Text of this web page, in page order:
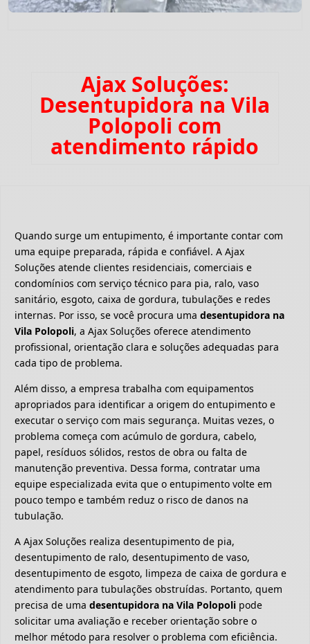
Ajax Soluções:
Desentupidora na Vila
Polopoli com
atendimento rápido
Quando surge um entupimento, é importante contar com
uma equipe preparada, rápida e confiável. A Ajax
Soluções atende clientes residenciais, comerciais e
condomínios com serviço técnico para pia, ralo, vaso
sanitário, esgoto, caixa de gordura, tubulações e redes
internas. Por isso, se você procura uma desentupidora na
Vila Polopoli, a Ajax Soluções oferece atendimento
profissional, orientação clara e soluções adequadas para
cada tipo de problema.
Além disso, a empresa trabalha com equipamentos
apropriados para identificar a origem do entupimento e
executar o serviço com mais segurança. Muitas vezes, o
problema começa com acúmulo de gordura, cabelo,
papel, resíduos sólidos, restos de obra ou falta de
manutenção preventiva. Dessa forma, contratar uma
equipe especializada evita que o entupimento volte em
pouco tempo e também reduz o risco de danos na
tubulação.
A Ajax Soluções realiza desentupimento de pia,
desentupimento de ralo, desentupimento de vaso,
desentupimento de esgoto, limpeza de caixa de gordura e
atendimento para tubulações obstruídas. Portanto, quem
precisa de uma desentupidora na Vila Polopoli pode
solicitar uma avaliação e receber orientação sobre o
melhor método para resolver o problema com eficiência.